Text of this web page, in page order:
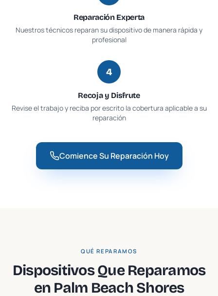
Reparación Experta
Nuestros técnicos reparan su dispositivo de manera rápida y
profesional
4
Recoja y Disfrute
Revise el trabajo y reciba por escrito la cobertura aplicable a su
reparación
Comience Su Reparación Hoy
QUÉ REPARAMOS
Dispositivos Que Reparamos
en Palm Beach Shores